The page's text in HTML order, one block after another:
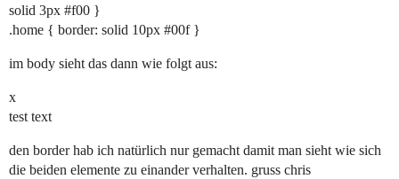
solid 3px #f00 }
.home { border: solid 10px #00f}
im body sieht das dann wie folgt aus:
x
test text
den border hab ich natürlich nur gemacht damit man sieht wie sich
die beiden elemente zu einander verhalten. gruss chris